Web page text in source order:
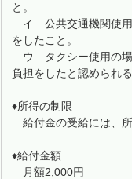
と。
イ 公共交通機関使用
をしたこと。
ウ タクシー使用の場
負担をしたと認められる
♦所得の制限
給付金の受給には、
♦給付金額
月額2,000円